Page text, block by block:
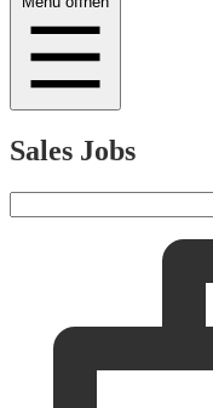
Sales Jobs